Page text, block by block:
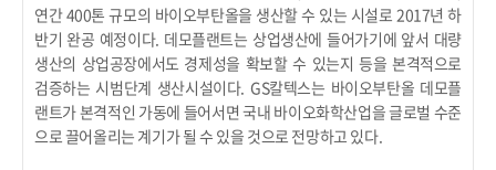
연간 400톤 규모의 바이오부탄올을 생산할 수 있는 시설로 2017년 하
반기 완공 예정이다. 데모플랜트는 상업생산에 들어가기에 앞서 대량
생산의 상업공장에서도 경제성을 확보할 수 있는지 등을 본격적으로
검증하는 시범단계 생산시설이다. GS칼텍스는 바이오부탄올 데모플
랜트가 본격적인 가동에 들어서면 국내 바이오화학산업을 글로벌 수준
으로 끌어올리는 계기가 될 수 있을 것으로 전망하고 있다.